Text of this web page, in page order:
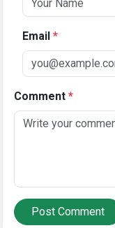
Email *
Comment *
Post Comment